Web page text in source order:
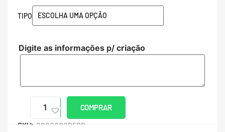
TIPO
Digite as informações p/ criação
COMPRAR
SKU: 8002002PERB